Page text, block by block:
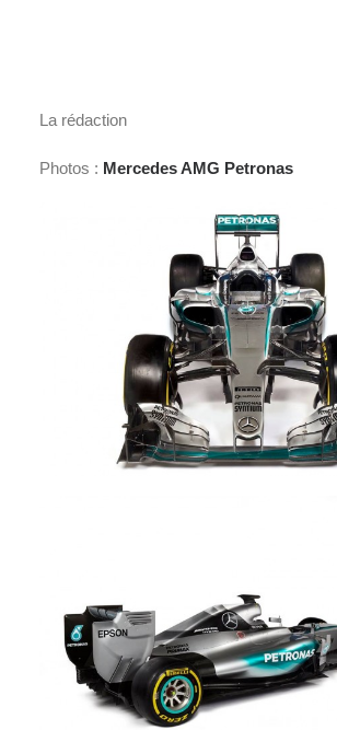
La rédaction
Photos : Mercedes AMG Petronas